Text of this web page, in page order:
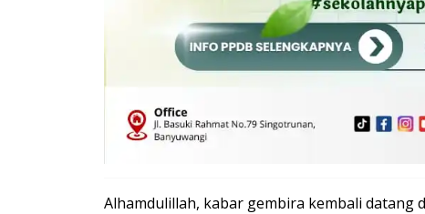
Alhamdulillah, kabar gembira kembali datang